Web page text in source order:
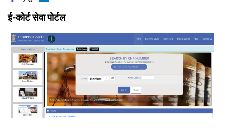
ई-कोर्ट सेवा पोर्टल